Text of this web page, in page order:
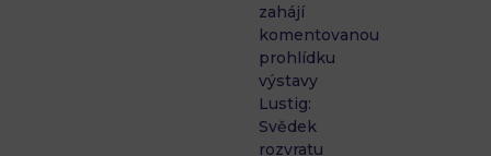
zahájí
komentovanou
prohlídku
výstavy
Lustig:
Svědek
rozvratu